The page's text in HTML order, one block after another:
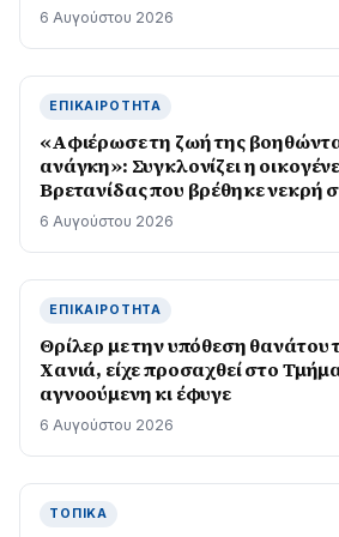
6 Αυγούστου 2026
ΕΠΙΚΑΙΡΌΤΗΤΑ
«Αφιέρωσε τη ζωή της
ανάγκη»: Συγκλονίζει η
Βρετανίδας που βρέθηκε νεκρή
Κυψέλη
6 Αυγούστου 2026
ΕΠΙΚΑΙΡΌΤΗΤΑ
Θρίλερ με την υπόθεση θανάτου
Χανιά, είχε προσαχθεί στο
αγνοούμενη κι έφυγε
6 Αυγούστου 2026
ΤΟΠΙΚΆ